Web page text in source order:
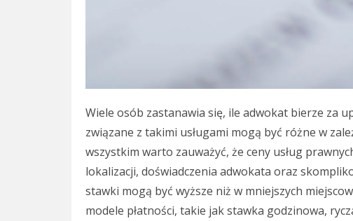
Wiele osób zastanawia się, ile adwokat bierze za
związane z takimi usługami mogą być różne w
wszystkim warto zauważyć, że ceny usług
lokalizacji, doświadczenia adwokata oraz
stawki mogą być wyższe niż w mniejszych
modele płatności, takie jak stawka godzinowa,